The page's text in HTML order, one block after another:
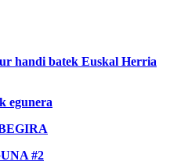
handi batek Euskal Herria
egunera
#2